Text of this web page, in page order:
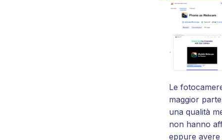
Le
maggior
una qualità
non hanno
eppure avere